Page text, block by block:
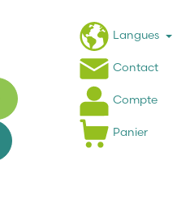
Langues
Contact
Compte
Panier